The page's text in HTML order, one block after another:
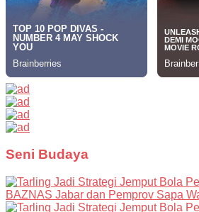
Seni Budaya